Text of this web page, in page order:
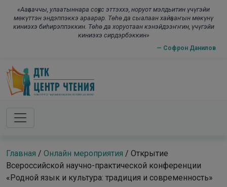
«Ааҕааччы, улаатыннара соҕус эттэххэ, норуот мэлдьитин үчүгэйи
мөкүттэн эндэппэккэ араарар. Төһө да сыалаан хайҕааҥын мөкүнү
киниэхэ биһирэппэккин. Төһө да хоруотаан кэнэйдээҥҥин, үчүгэйи
киниэхэ сирдэрбэккин»
— Софрон Данилов
Skip to main content
Главная / Онлайн мероприятия / Открытие
Всероссийской научно-практической конференции
«Родной язык и культура: традиция и современность»